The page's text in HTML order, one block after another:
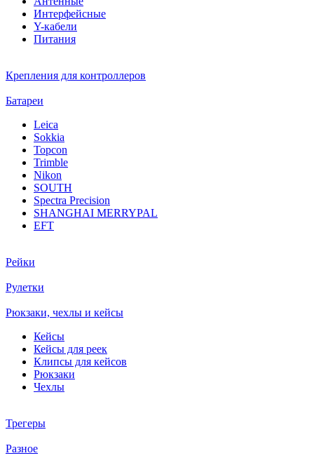
Интерфейсные
Y-кабели
Питания
Крепления для контроллеров
Батареи
Leica
Sokkia
Topcon
Trimble
Nikon
SOUTH
Spectra Precision
SHANGHAI MERRYPAL
EFT
Рейки
Рулетки
Рюкзаки, чехлы и кейсы
Кейсы
Кейсы для реек
Клипсы для кейсов
Рюкзаки
Чехлы
Трегеры
Разное